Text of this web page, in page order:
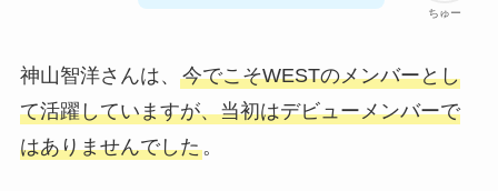
ちゅー
神山智洋さんは、 今でこそWESTのメンバーとし
て活躍していますが、当初はデビューメンバーで
はありませんでした。